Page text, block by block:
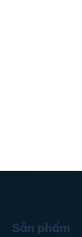
Sản phẩm